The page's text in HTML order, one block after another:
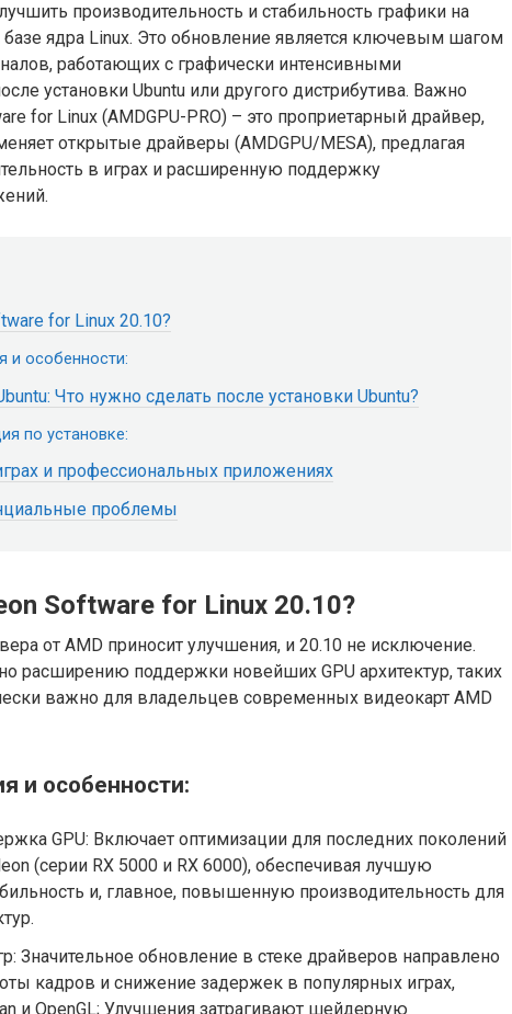
производительность и стабильность графики на
ядра Linux. Это обновление является ключевым шагом
работающих с графически интенсивными
установки Ubuntu или другого дистрибутива. Важно
for Linux (AMDGPU-PRO) – это проприетарный драйвер,
открытые драйверы (AMDGPU/MESA), предлагая
в играх и расширенную поддержку
for Linux 20.10?
и особенности:
Что нужно сделать после установки Ubuntu?
по установке:
и профессиональных приложениях
проблемы
Software for Linux 20.10?
от AMD приносит улучшения, и 20.10 не исключение.
расширению поддержки новейших GPU архитектур, таких
важно для владельцев современных видеокарт AMD
и особенности:
GPU: Включает оптимизации для последних поколений
(серии RX 5000 и RX 6000), обеспечивая лучшую
и, главное, повышенную производительность для
Значительное обновление в стеке драйверов направлено
кадров и снижение задержек в популярных играх,
и OpenGL; Улучшения затрагивают шейдерную